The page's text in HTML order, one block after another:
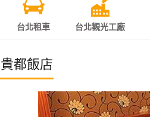
直接跟飯店訂房HOT
特
台北租車 台北觀光工廠
貴都飯店